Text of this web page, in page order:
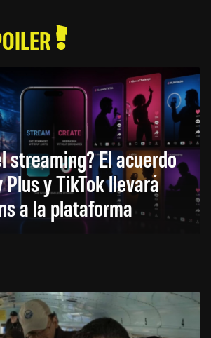
streaming? El acuerdo
y TikTok llevará
a la plataforma